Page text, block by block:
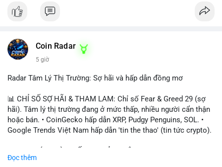
#vlikevn #titanbot
Coin Radar
5 giờ
Radar Tâm Lý Thị Trường: Sợ hãi và hấp dẫn đồng mơ
📊 CHỈ SỐ SỢ HÃI & THAM LAM: Chỉ số Fear & Greed 29 (sợ
hãi). Tâm lý thị trường đang ở mức thấp, nhiều người cẩn thận
hoặc bán. • CoinGecko hấp dẫn XRP, Pudgy Penguins, SOL. •
Google Trends Việt Nam hấp dẫn 'tin the thao' (tin tức crypto).
ONDO, CASHCAT. • Chủ đề 'tô thị ty na' (tỷ giá) và 'giao thông'
Đọc thêm